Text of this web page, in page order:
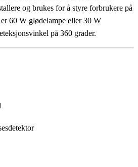
og brukes for å styre forbrukere på
60 W glødelampe eller 30 W
på 360 grader.